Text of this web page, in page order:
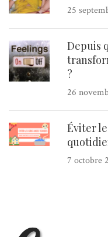
25
Depuis
?
26
Éviter
7 octobre